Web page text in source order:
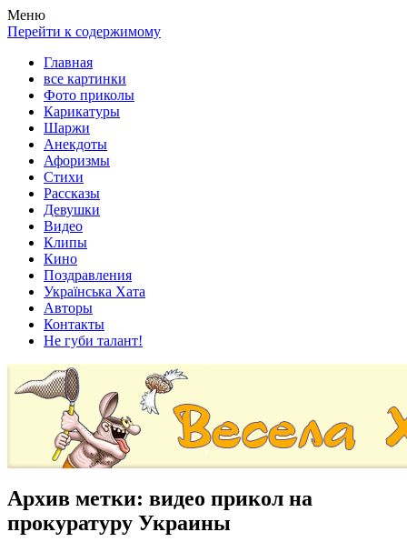
Весела хата — прикольные картинки, смешные истории,
клипы!
Покажем всем ваши фото приколы, карикатуры, шаржи, стихи,
рассказы, видео и песни!
Меню
Перейти к содержимому
Главная
все картинки
Фото приколы
Карикатуры
Шаржи
Анекдоты
Афоризмы
Стихи
Рассказы
Девушки
Видео
Клипы
Кино
Поздравления
Українська Хата
Авторы
Контакты
Не губи талант!
Архив метки: видео прикол на
прокуратуру Украины